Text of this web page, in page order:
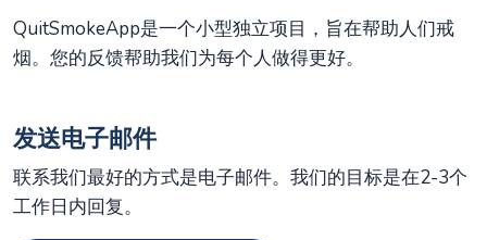
QuitSmokeApp是一个小型独立项目，旨在帮助人们戒
烟。您的反馈帮助我们为每个人做得更好。
发送电子邮件
联系我们最好的方式是电子邮件。我们的目标是在2-3个
工作日内回复。